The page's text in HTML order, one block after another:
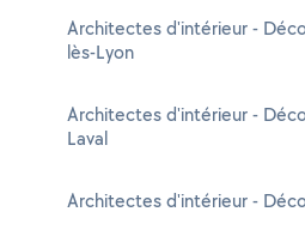
Architectes d'intérieur -
lès-Lyon
Architectes d'intérieur -
Laval
Architectes d'intérieur -